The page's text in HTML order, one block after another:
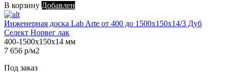
В корзину Добавлен
Инженерная доска Lab Arte от 400 до 1500х150х14/3 Дуб
Селект Норвег лак
400-1500х150х14 мм
7 656 р/м2
Под заказ